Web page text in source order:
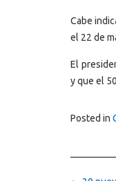
Cabe
el 22 de
El
y que el
Posted in